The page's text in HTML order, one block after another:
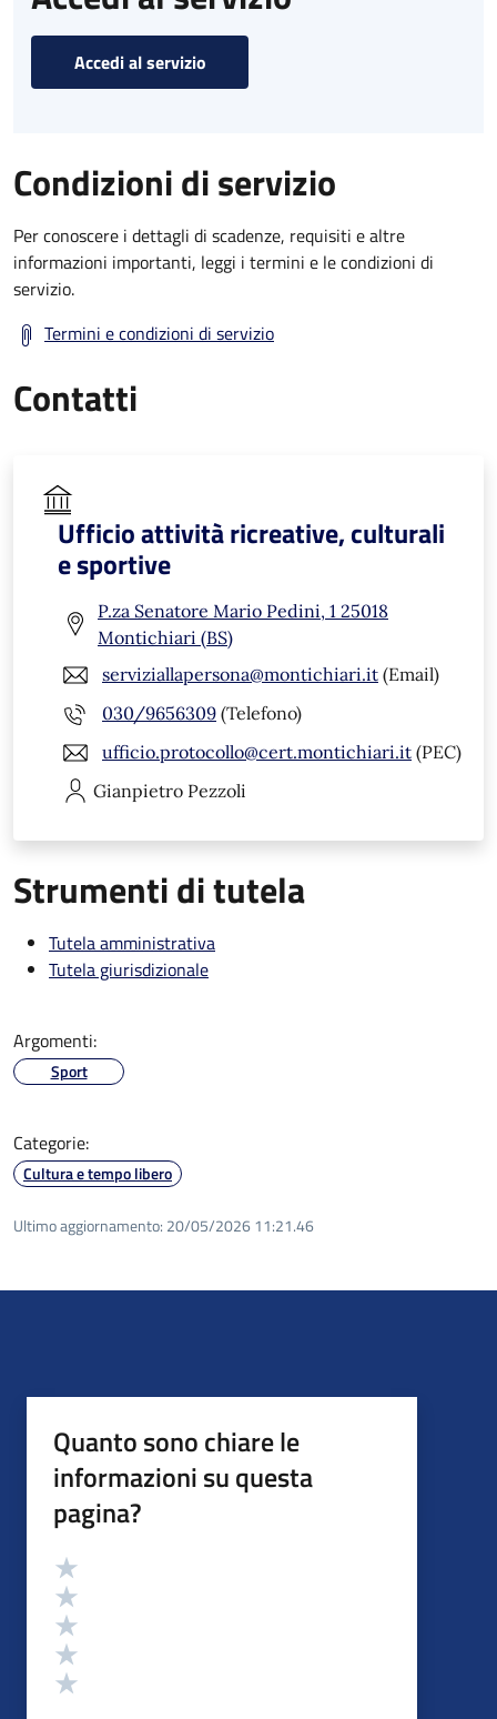
Accedi al servizio
Condizioni di servizio
Per conoscere i dettagli di scadenze, requisiti e altre
informazioni importanti, leggi i termini e le condizioni di
servizio.
Termini e condizioni di servizio
Contatti
Ufficio attività ricreative, culturali
e sportive
P.za Senatore Mario Pedini, 1 25018
Montichiari (BS)
serviziallapersona@montichiari.it (Email)
030/9656309 (Telefono)
ufficio.protocollo@cert.montichiari.it (PEC)
Gianpietro Pezzoli
Strumenti di tutela
Tutela amministrativa
Tutela giurisdizionale
Argomenti:
Sport
Categorie:
Cultura e tempo libero
Ultimo aggiornamento: 20/05/2026 11:21.46
Quanto sono chiare le
informazioni su questa
pagina?
Valutazione